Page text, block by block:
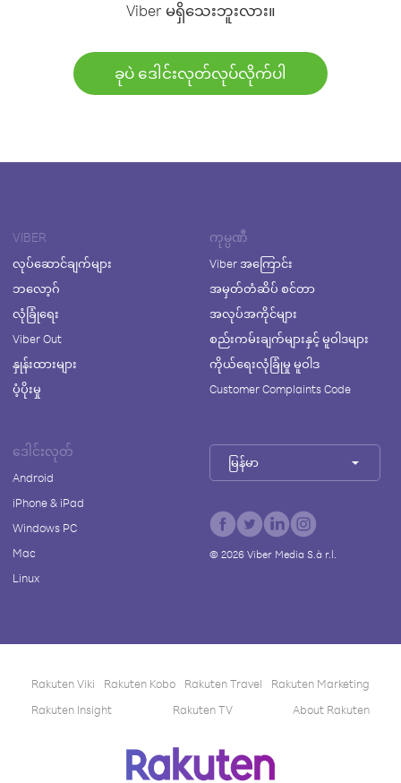
Viber မရှိသေးဘူးလား။
ခုပဲ ဒေါင်းလုတ်လုပ်လိုက်ပါ
VIBER
လုပ်ဆောင်ချက်များ
ဘလော့ဂ်
လုံခြုံရေး
Viber Out
နှုန်းထားများ
ပံ့ပိုးမှု
ကုမ္ပဏီ
Viber အကြောင်း
အမှတ်တံဆိပ် စင်တာ
အလုပ်အကိုင်များ
စည်းကမ်းချက်များနှင့် မူဝါဒများ
ကိုယ်ရေးလုံခြုံမှု မူဝါဒ
Customer Complaints Code
ဒေါင်းလုတ်
Android
iPhone & iPad
Windows PC
Mac
Linux
မြန်မာ
© 2026Viber Media S.à r.l.
Rakuten Viki Rakuten Kobo Rakuten Travel
Rakuten Marketing
Rakuten Insight
Rakuten TV About Rakuten